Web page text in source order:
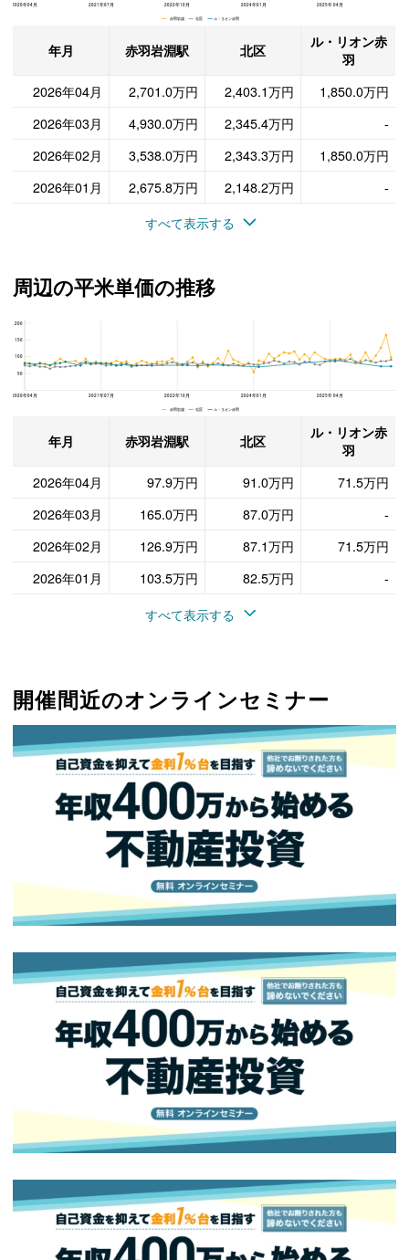
2020年04月 2021年07月 2022年10月 2024年01月 2025年04月
赤羽岩淵 北区 ル・リオン赤羽
年月 赤羽岩淵駅 北区
ル・リオン赤
羽
2026年04月
2,701.0万円 2,403.1万円
1,850.0万円
2026年03月
4,930.0万円 2,345.4万円
-
2026年02月
3,538.0万円 2,343.3万円
1,850.0万円
2026年01月
2,675.8万円 2,148.2万円
-
すべて表示する
周辺の平米単価の推移
2020年04月 2021年07月 2022年10月 2024年01月 2025年04月
200
150
100
50
赤羽岩淵 北区 ル・リオン赤羽
年月 赤羽岩淵駅 北区
ル・リオン赤
羽
2026年04月
97.9万円 91.0万円
71.5万円
2026年03月
165.0万円 87.0万円
-
2026年02月
126.9万円 87.1万円
71.5万円
2026年01月
103.5万円 82.5万円
-
すべて表示する
開催間近のオンラインセミナー